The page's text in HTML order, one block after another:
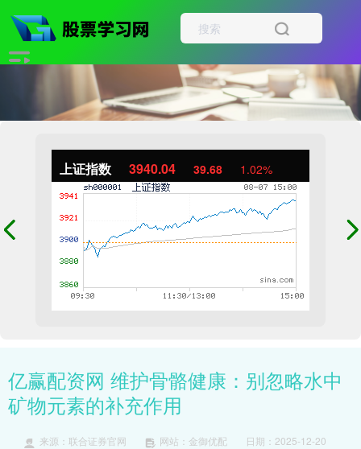
上证指数 3940.04 39.68 1.02%
亿赢配资网 维护骨骼健康：别忽略水中
矿物元素的补充作用
来源：联合证券官网 网站：金御优配
日期：2025-12-20